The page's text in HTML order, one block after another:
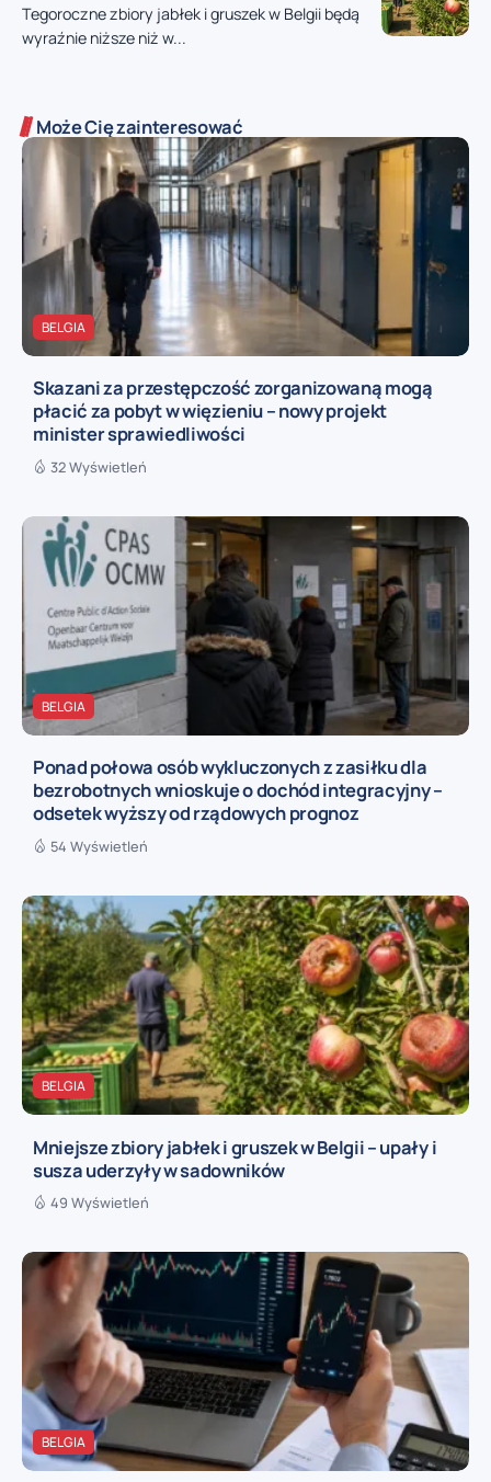
Tegoroczne zbiory jabłek i gruszek w Belgii będą
wyraźnie niższe niż w...
Może Cię zainteresować
BELGIA
Skazani za przestępczość zorganizowaną mogą
płacić za pobyt w więzieniu – nowy projekt
minister sprawiedliwości
32 Wyświetleń
BELGIA
Ponad połowa osób wykluczonych z zasiłku dla
bezrobotnych wnioskuje o dochód integracyjny –
odsetek wyższy od rządowych prognoz
54 Wyświetleń
BELGIA
Mniejsze zbiory jabłek i gruszek w Belgii – upały i
susza uderzyły w sadowników
49 Wyświetleń
BELGIA